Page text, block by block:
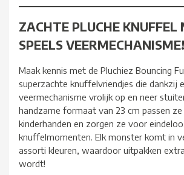
ZACHTE PLUCHE KNUFFEL
SPEELS VEERMECHANISME!
Maak kennis met de Pluchiez Bouncing
superzachte knuffelvriendjes die dankzij
veermechanisme vrolijk op en neer
handzame formaat van 23 cm passen
kinderhanden en zorgen ze voor
knuffelmomenten. Elk monster komt in
assorti kleuren, waardoor uitpakken
wordt!